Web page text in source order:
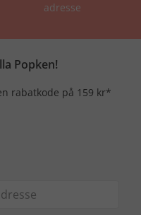
adresse
Popken!
rabatkode på 159 kr*